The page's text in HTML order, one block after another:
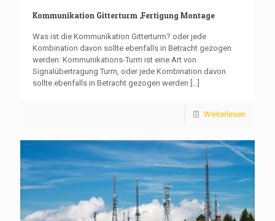
Kommunikation Gitterturm ,Fertigung Montage
Was ist die Kommunikation Gitterturm? oder jede
Kombination davon sollte ebenfalls in Betracht gezogen
werden: Kommunikations-Turm ist eine Art von
Signalübertragung Turm, oder jede Kombination davon
sollte ebenfalls in Betracht gezogen werden [...]
Weiterlesen